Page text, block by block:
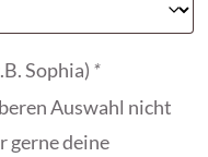
Sophia) *
Auswahl nicht
gerne deine